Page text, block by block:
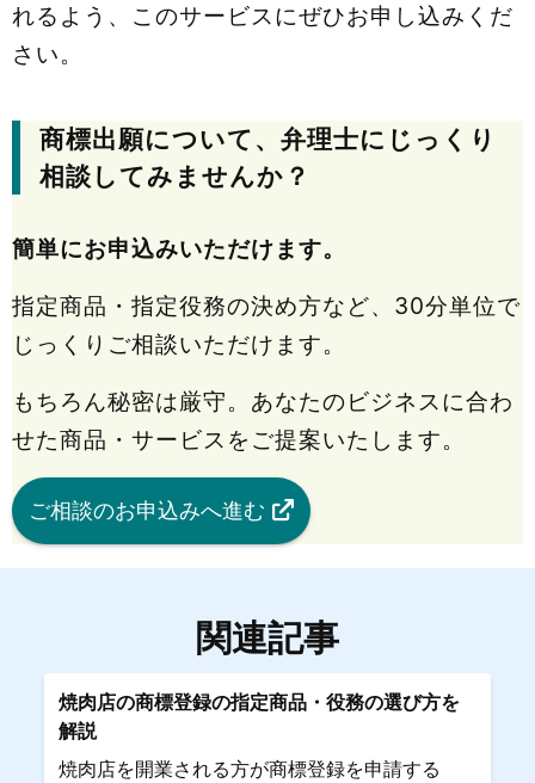
れるよう、このサービスにぜひお申し込みくだ
さい。
商標出願について、弁理士にじっくり
相談してみませんか？
簡単にお申込みいただけます。
指定商品・指定役務の決め方など、30分単位で
じっくりご相談いただけます。
もちろん秘密は厳守。あなたのビジネスに合わ
せた商品・サービスをご提案いたします。
ご相談のお申込みへ進む
関連記事
焼肉店の商標登録の指定商品・役務の選び方を
解説
焼肉店を開業される方が商標登録を申請する